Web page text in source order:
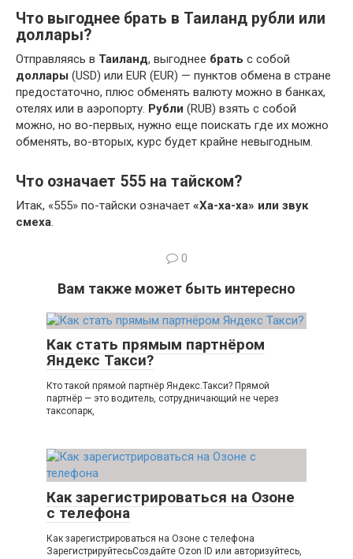
Что выгоднее брать в Таиланд рубли или
доллары?
Отправляясь в Таиланд, выгоднее брать с собой
доллары (USD) или EUR (EUR) — пунктов обмена в стране
предостаточно, плюс обменять валюту можно в банках,
отелях или в аэропорту. Рубли (RUB) взять с собой
можно, но во-первых, нужно еще поискать где их можно
обменять, во-вторых, курс будет крайне невыгодным.
Что означает 555 на тайском?
Итак, «555» по-тайски означает «Ха-ха-ха» или звук
смеха.
0
Вам также может быть интересно
Как стать прямым партнёром
Яндекс Такси?
Кто такой прямой партнёр Яндекс.Такси? Прямой
партнёр — это водитель, сотрудничающий не через
таксопарк,
Как зарегистрироваться на Озоне
с телефона
Как зарегистрироваться на Озоне с телефона
ЗарегистрируйтесьСоздайте Ozon ID или авторизуйтесь,